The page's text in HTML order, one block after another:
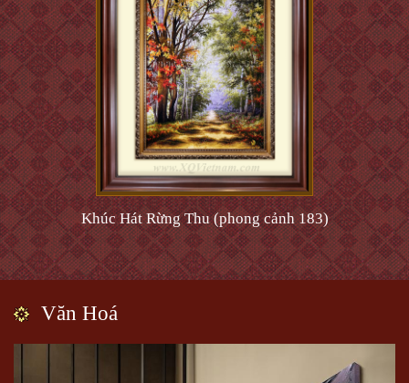
Khúc Hát Rừng Thu (phong cảnh 183)
Văn Hoá